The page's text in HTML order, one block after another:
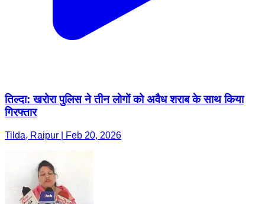
तिल्दा: खरोरा पुलिस ने तीन लोगों को अवैध शराब के साथ किया
गिरफ्तार
Tilda, Raipur | Feb 20, 2026